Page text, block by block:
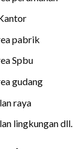
pabrik
Spbu
gudang
raya
lingkungan dll.